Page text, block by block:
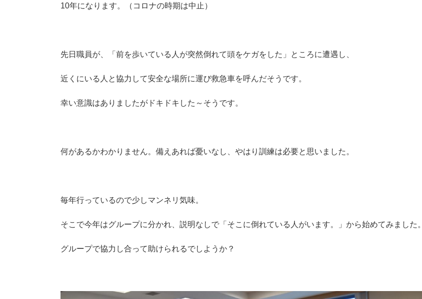
10年になります。（コロナの時期は中止）
先日職員が、「前を歩いている人が突然倒れて頭をケガをした」ところに遭遇し、
近くにいる人と協力して安全な場所に運び救急車を呼んだそうです。
幸い意識はありましたがドキドキした～そうです。
何があるかわかりません。備えあれば憂いなし、やはり訓練は必要と思いました。
毎年行っているので少しマンネリ気味。
そこで今年はグループに分かれ、説明なしで「そこに倒れている人がいます。」から始めてみました。
グループで協力し合って助けられるでしようか？